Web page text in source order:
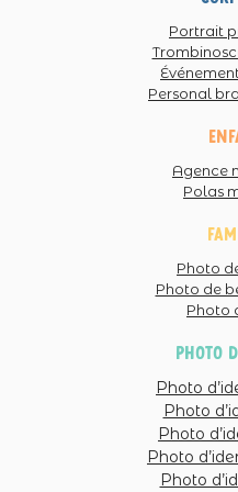
d’immortaliser ce
Répondre
votre présence
ce moment important
travers ces photos… je
maman, c’était aussi,
magnifique moyen
la perte d’un être
contexte(au vu de ce
photos et
amour… je souhaite
Répondre
Portrait
Personal
Agence
Polas
Photo
Photo de
Photo
photo
Photo
Photo
Photo
Photo
Photo